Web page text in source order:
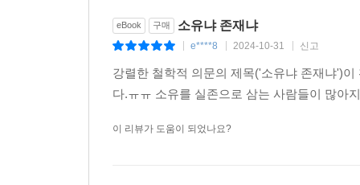
eBook 구매 소유냐 존재냐
e****8 2024-10-31 신고
강렬한 철학적 의문의 제목('소유냐 존재냐')
다.ㅠㅠ 소유를 실존으로 삼는 사람들이 많아
이 리뷰가 도움이 되었나요?